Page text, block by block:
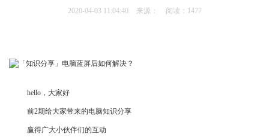
2020-04-03 11:04:40 来源： 阅读：1477
hello，大家好
前2期给大家带来的电脑知识分享
赢得广大小伙伴们的互动